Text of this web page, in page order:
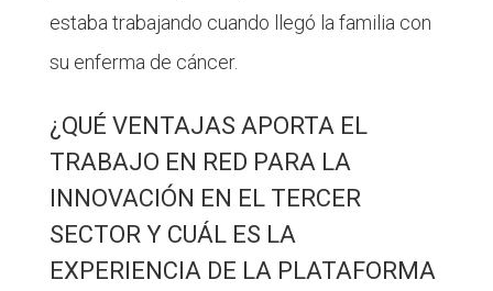
estaba trabajando cuando llegó la familia con
su enferma de cáncer.
¿QUÉ VENTAJAS APORTA EL
TRABAJO EN RED PARA LA
INNOVACIÓN EN EL TERCER
SECTOR Y CUÁL ES LA
EXPERIENCIA DE LA PLATAFORMA